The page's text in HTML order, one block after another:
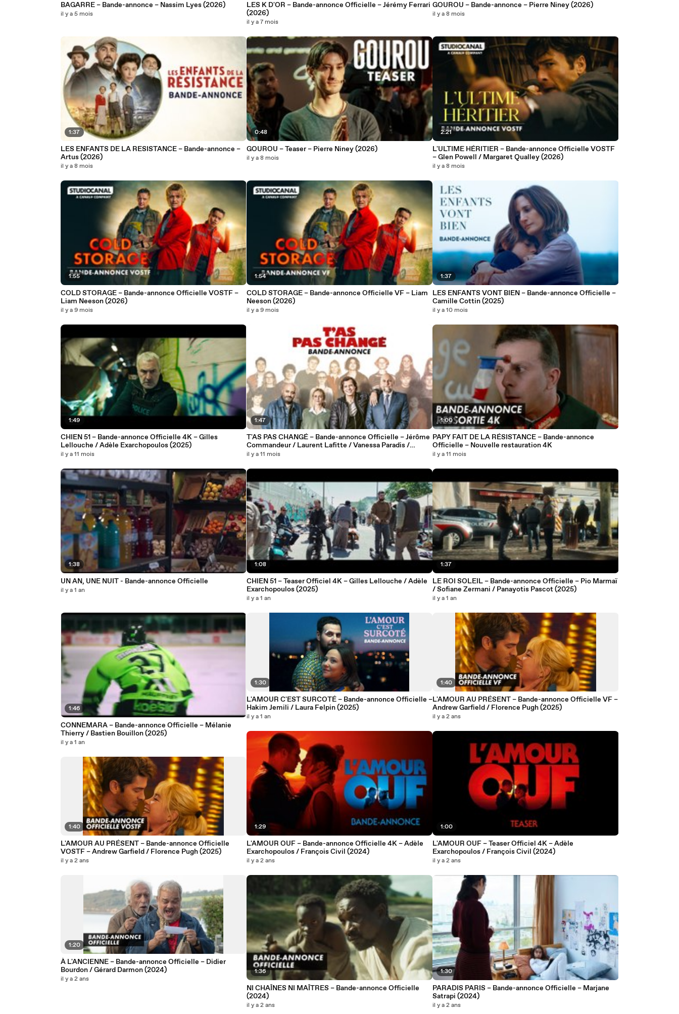
BAGARRE – Bande-annonce – Nassim Lyes (2026)
il y a 5 mois
1:37
LES ENFANTS DE LA RESISTANCE – Bande-annonce –
Artus (2026)
il y a 8 mois
1:55
COLD STORAGE – Bande-annonce Officielle VOSTF –
Liam Neeson (2026)
il y a 9 mois
1:49
CHIEN 51 – Bande-annonce Officielle 4K – Gilles
Lellouche / Adèle Exarchopoulos (2025)
il y a 11 mois
1:38
UN AN, UNE NUIT - Bande-annonce Officielle
il y a 1 an
1:46
CONNEMARA – Bande-annonce Officielle – Mélanie
Thierry / Bastien Bouillon (2025)
il y a 1 an
1:40
L'AMOUR AU PRÉSENT – Bande-annonce Officielle
VOSTF – Andrew Garfield / Florence Pugh (2025)
il y a 2 ans
1:20
À L'ANCIENNE – Bande-annonce Officielle – Didier
Bourdon / Gérard Darmon (2024)
il y a 2 ans
LES K D'OR – Bande-annonce Officielle – Jérémy Ferrari
(2026)
il y a 7 mois
0:48
GOUROU – Teaser – Pierre Niney (2026)
il y a 8 mois
1:54
COLD STORAGE – Bande-annonce Officielle VF – Liam
Neeson (2026)
il y a 9 mois
1:47
T'AS PAS CHANGÉ – Bande-annonce Officielle – Jérôme
Commandeur / Laurent Lafitte / Vanessa Paradis /
il y a 11 mois
1:08
CHIEN 51 – Teaser Officiel 4K – Gilles Lellouche / Adèle
Exarchopoulos (2025)
il y a 1 an
1:30
L'AMOUR C'EST SURCOTÉ – Bande-annonce Officielle –
Hakim Jemili / Laura Felpin (2025)
il y a 1 an
1:29
L'AMOUR OUF – Bande-annonce Officielle 4K – Adèle
Exarchopoulos / François Civil (2024)
il y a 2 ans
1:36
NI CHAÎNES NI MAÎTRES – Bande-annonce Officielle
(2024)
il y a 2 ans
GOUROU – Bande-annonce – Pierre Niney (2026)
il y a 8 mois
2:21
L'ULTIME HÉRITIER – Bande-annonce Officielle VOSTF
– Glen Powell / Margaret Qualley (2026)
il y a 8 mois
1:37
LES ENFANTS VONT BIEN – Bande-annonce Officielle –
Camille Cottin (2025)
il y a 10 mois
1:00
PAPY FAIT DE LA RÉSISTANCE – Bande-annonce
Officielle – Nouvelle restauration 4K
il y a 11 mois
1:37
LE ROI SOLEIL – Bande-annonce Officielle – Pio Marmaï
/ Sofiane Zermani / Panayotis Pascot (2025)
il y a 1 an
1:40
L'AMOUR AU PRÉSENT – Bande-annonce Officielle VF –
Andrew Garfield / Florence Pugh (2025)
il y a 2 ans
1:00
L'AMOUR OUF – Teaser Officiel 4K – Adèle
Exarchopoulos / François Civil (2024)
il y a 2 ans
1:30
PARADIS PARIS – Bande-annonce Officielle – Marjane
Satrapi (2024)
il y a 2 ans